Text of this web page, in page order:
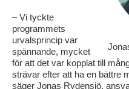
– Vi tyckte
programmets
urvalsprincip var
spännande, mycket
för att det var kopplat till
strävar efter att ha en bättre
säger Jonas Rydensjö,